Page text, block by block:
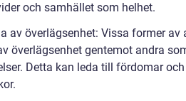
och samhället som helhet.
av överlägsenhet: Vissa former
överlägsenhet gentemot andra
Detta kan leda till fördomar